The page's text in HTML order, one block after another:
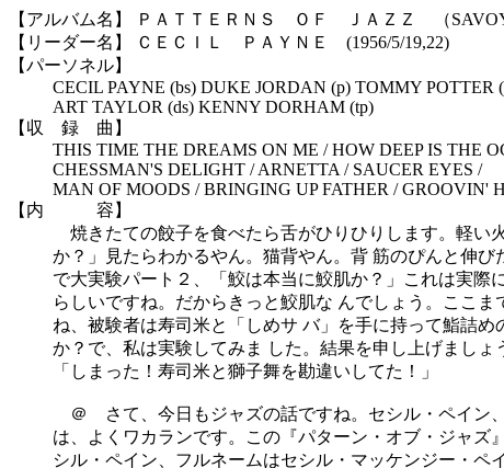
【アルバム名】 ＰＡＴＴＥＲＮＳ ＯＦ ＪＡＺＺ （
【リーダー名】 ＣＥＣＩＬ ＰＡＹＮＥ (1956/5/19,22)
【パーソネル】
CECIL PAYNE (bs) DUKE JORDAN (p) TOMMY POTTER
ART TAYLOR (ds) KENNY DORHAM (tp)
【収 録 曲】
THIS TIME THE DREAMS ON ME / HOW DEEP IS THE
CHESSMAN'S DELIGHT / ARNETTA / SAUCER EYES /
MAN OF MOODS / BRINGING UP FATHER / GROOVIN'
【内 容】
焼きたての餃子を食べたら舌がひりひりします。軽い
か？」見たらわかるやん。猫背やん。背 筋のぴんと伸
で大実験パート２、「鮫は本当に鮫肌か？」これは実
らしいですね。だからきっと鮫肌な んでしょう。ここ
ね、被験者は寿司米と「しめサ バ」を手に持って鮨詰
か？で、私は実験してみま した。結果を申し上げまし
「しまった！寿司米と獅子舞を勘違いしてた！」
＠ さて、今日もジャズの話ですね。セシル・ペイン
は、よくワカランです。この『パターン・オブ・ジャ
シル・ペイン、フルネームはセシル・マッケンジー・